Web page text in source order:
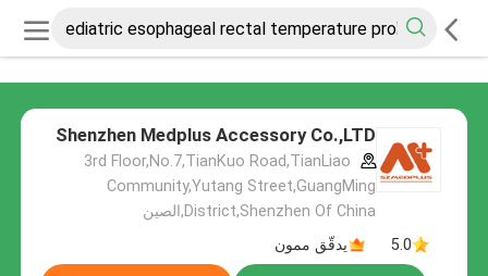
Shenzhen Medplus Accessory Co.,LTD
3rd Floor,No.7,TianKuo Road,TianLiao
Community,Yutang Street,GuangMing
District,Shenzhen Of China,الصين
5.0
يدقّق ممون